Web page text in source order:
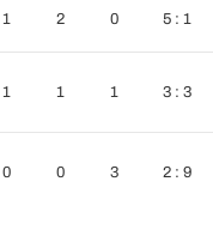
1 2 0 5 : 1
1 1 1 3 : 3
0 0 3 2 : 9